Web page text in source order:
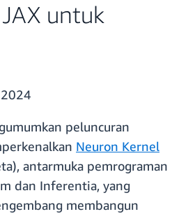
untuk
peluncuran
Neuron Kernel
antarmuka pemrograman
dan Inferentia, yang
membangun